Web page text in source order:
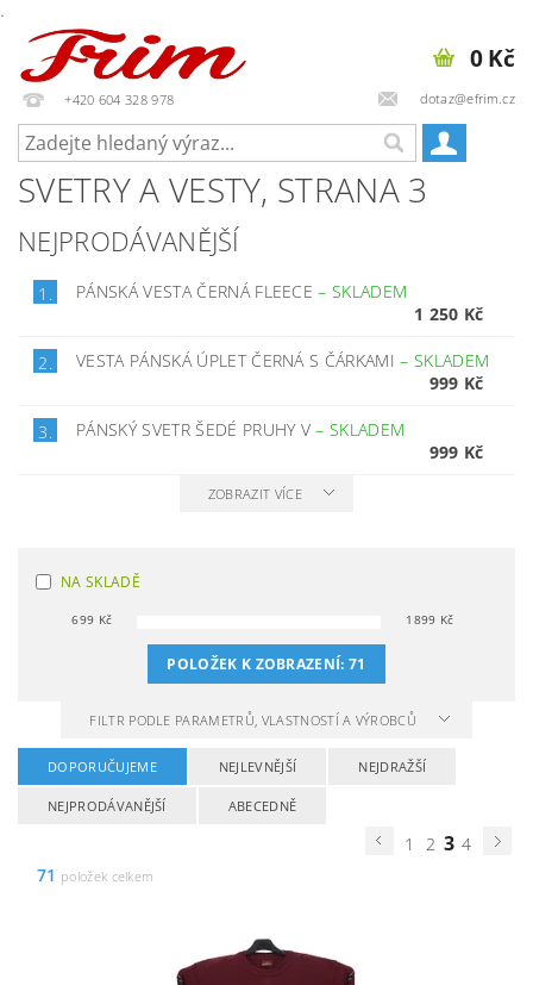
.
+420 604 328 978 dotaz@efrim.cz
0 Kč
SVETRY A VESTY, STRANA 3
NEJPRODÁVANĚJŠÍ
1. PÁNSKÁ VESTA ČERNÁ FLEECE–SKLADEM
1 250 Kč
2. VESTA PÁNSKÁ ÚPLET ČERNÁ S ČÁRKAMI– SKLADEM
999 Kč
3. PÁNSKÝ SVETR ŠEDÉ PRUHY V–SKLADEM
999 Kč
ZOBRAZIT VÍCE
NA SKLADĚ
699 Kč 1899 Kč
POLOŽEK K ZOBRAZENÍ:71
FILTR PODLE PARAMETRŮ, VLASTNOSTÍ A VÝROBCŮ
DOPORUČUJEME NEJLEVNĚJŠÍ NEJDRAŽŠÍ
NEJPRODÁVANĚJŠÍ ABECEDNĚ
1 2 3 4
71 položek celkem